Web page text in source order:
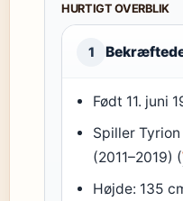
HURTIGT OVERBLIK
1
Født 11. juni
Spiller
(2011–2019) (
Højde: 135